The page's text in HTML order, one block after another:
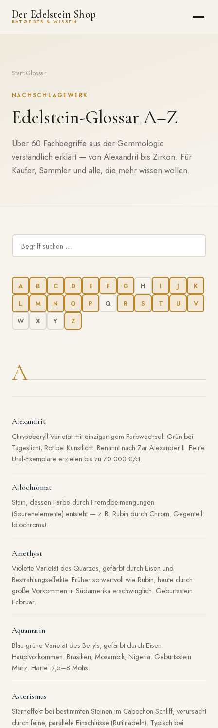
Der Edelstein Shop
RATGEBER & WISSEN
Start›Glossar
NACHSCHLAGEWERK
Edelstein-Glossar A–Z
Über 60 Fachbegriffe aus der Gemmologie
verständlich erklärt — von Alexandrit bis Zirkon. Für
Käufer, Sammler und alle, die mehr wissen wollen.
A B C D E F G H I J
K
L
M N O P Q R S T U
V
W
X Y Z
A
Alexandrit
Chrysoberyll-Varietät mit einzigartigem Farbwechsel: Grün bei
Tageslicht, Rot bei Kunstlicht. Benannt nach Zar Alexander II. Feine
Ural-Exemplare erzielen bis zu 70.000 €/ct.
Allochromat
Stein, dessen Farbe durch Fremdbeimengungen
(Spurenelemente) entsteht — z. B. Rubin durch Chrom. Gegenteil:
Idiochromat.
Amethyst
Violette Varietät des Quarzes, gefärbt durch Eisen und
Bestrahlungseffekte. Früher so wertvoll wie Rubin, heute durch
große Vorkommen in Südamerika erschwinglich. Geburtsstein
Februar.
Aquamarin
Blau-grüne Varietät des Beryls, gefärbt durch Eisen.
Hauptvorkommen: Brasilien, Mosambik, Nigeria. Geburtsstein
März. Härte: 7,5–8 Mohs.
Asterismus
Sterneffekt bei bestimmten Steinen im Cabochon-Schliff, verursacht
durch feine, parallele Einschlüsse (Rutilnadeln). Typisch bei